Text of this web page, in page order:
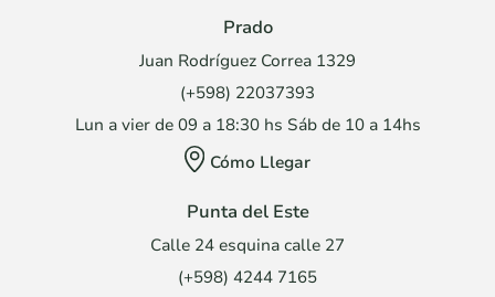
Prado
Juan Rodríguez Correa 1329
(+598) 22037393
Lun a vier de 09 a 18:30 hs Sáb de 10 a 14hs
Cómo Llegar
Punta del Este
Calle 24 esquina calle 27
(+598) 4244 7165